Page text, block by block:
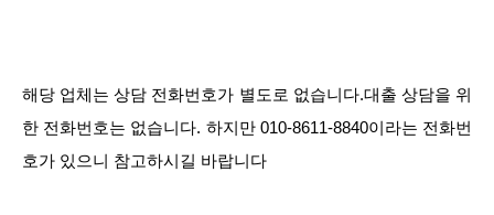
해당 업체는 상담 전화번호가 별도로 없습니다.대출 상담을 위
한 전화번호는 없습니다. 하지만 010-8611-8840이라는 전화번
호가 있으니 참고하시길 바랍니다